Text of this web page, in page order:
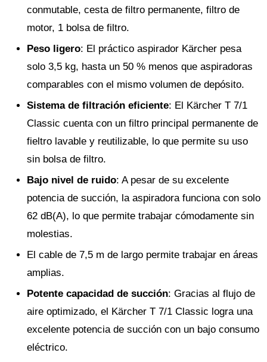
conmutable, cesta de filtro permanente, filtro de
motor, 1 bolsa de filtro.
Peso ligero: El práctico aspirador Kärcher pesa
solo 3,5 kg, hasta un 50 % menos que aspiradoras
comparables con el mismo volumen de depósito.
Sistema de filtración eficiente: El Kärcher T 7/1
Classic cuenta con un filtro principal permanente de
fieltro lavable y reutilizable, lo que permite su uso
sin bolsa de filtro.
Bajo nivel de ruido: A pesar de su excelente
potencia de succión, la aspiradora funciona con solo
62 dB(A), lo que permite trabajar cómodamente sin
molestias.
El cable de 7,5 m de largo permite trabajar en áreas
amplias.
Potente capacidad de succión: Gracias al flujo de
aire optimizado, el Kärcher T 7/1 Classic logra una
excelente potencia de succión con un bajo consumo
eléctrico.